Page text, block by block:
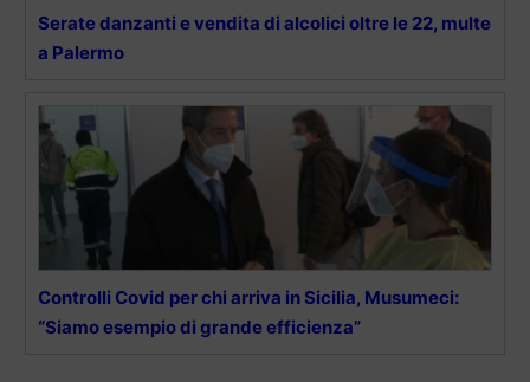
Serate danzanti e vendita di alcolici oltre le 22, multe
a Palermo
Controlli Covid per chi arriva in Sicilia, Musumeci:
“Siamo esempio di grande efficienza”